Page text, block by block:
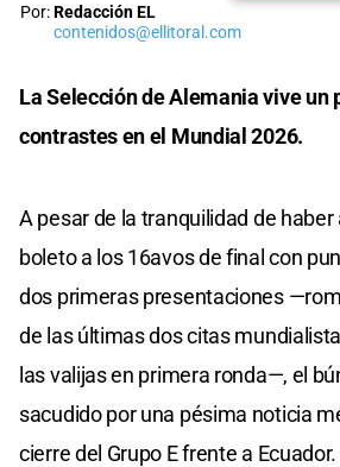
Por:Redacción EL
contenidos@ellitoral.com
La Selección de Alemania vive un
contrastes en el Mundial 2026.
A pesar de la tranquilidad de
boleto a los 16avos de final con
dos primeras presentaciones
de las últimas dos citas
las valijas en primera ronda—, el
sacudido por una pésima noticia
cierre del Grupo E frente a Ecuador.